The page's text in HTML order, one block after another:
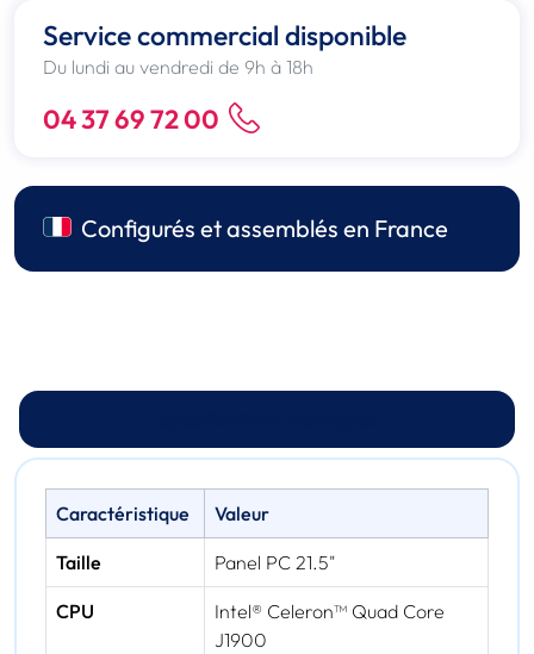
Service commercial disponible
Du lundi au vendredi de 9h à 18h
04 37 69 72 00
Configurés et assemblés en France
Caractéristique Valeur
Taille Panel PC 21.5"
CPU
Intel® Celeron™ Quad Core
J1900